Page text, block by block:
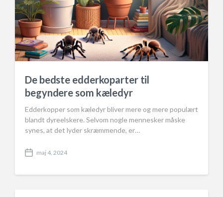
De bedste edderkoparter til
begyndere som kæledyr
Edderkopper som kæledyr bliver mere og mere populært
blandt dyreelskere. Selvom nogle mennesker måske
synes, at det lyder skræmmende, er…
P
s
maj 4, 2024